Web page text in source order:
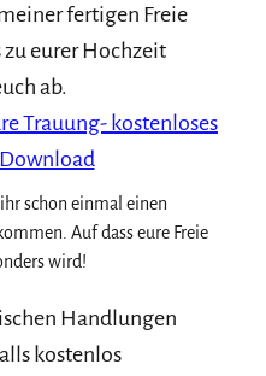
fertigen Freie
eurer Hochzeit
ab.
schon einmal einen
Auf dass eure Freie
wird!
Handlungen
kostenlos